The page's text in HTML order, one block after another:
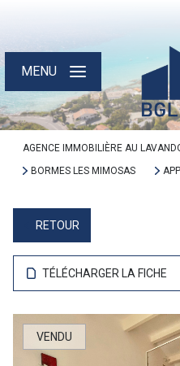
MENU
AGENCE IMMOBILIÈRE AU
BORMES LES MIMOSAS
RETOUR
TÉLÉCHARGER LA FICHE
VENDU